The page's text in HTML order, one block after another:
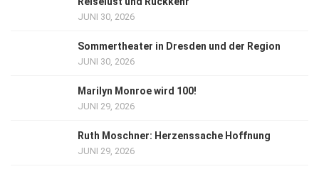
JUNI 30, 2026
Sommertheater in Dresden und der Region
JUNI 30, 2026
Marilyn Monroe wird 100!
JUNI 29, 2026
Ruth Moschner: Herzenssache Hoffnung
JUNI 29, 2026